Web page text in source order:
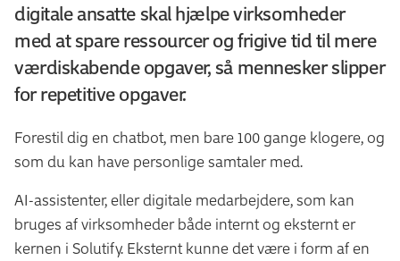
digitale ansatte skal hjælpe virksomheder
med at spare ressourcer og frigive tid til mere
værdiskabende opgaver, så mennesker slipper
for repetitive opgaver.
Forestil dig en chatbot, men bare 100 gange klogere, og
som du kan have personlige samtaler med.
AI-assistenter, eller digitale medarbejdere, som kan
bruges af virksomheder både internt og eksternt er
kernen i Solutify. Eksternt kunne det være i form af en